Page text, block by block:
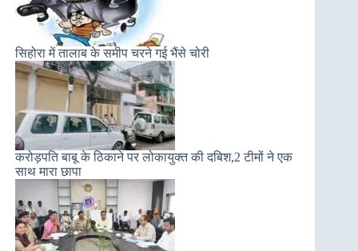
सिहोरा में तालाब के समीप चरने गई भैंसे चोरी
करोड़पति बाबू के ठिकाने पर लोकायुक्त की दबिश,2 टीमों ने एक
साथ मारा छापा